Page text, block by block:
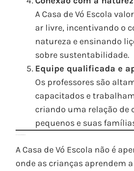
A Casa de Vó Escola
ar livre, incentivando o
natureza e ensinando
sobre sustentabilidade.
Equipe qualificada e
Os professores são
capacitados e
criando uma relação de
pequenos e suas
A Casa de Vó Escola não é
onde as crianças aprendem a